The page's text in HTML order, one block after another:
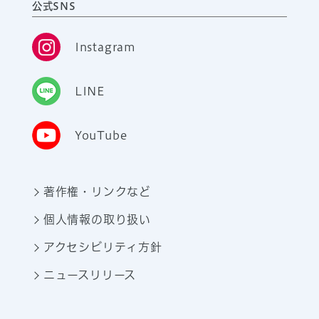
公式SNS
Instagram
LINE
YouTube
著作権・リンクなど
個人情報の取り扱い
アクセシビリティ方針
ニュースリリース